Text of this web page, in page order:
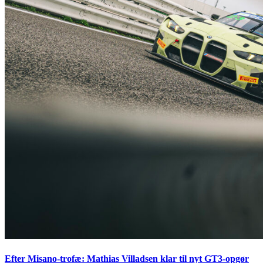
Efter Misano-trofæ: Mathias Villadsen klar til nyt GT3-opgør